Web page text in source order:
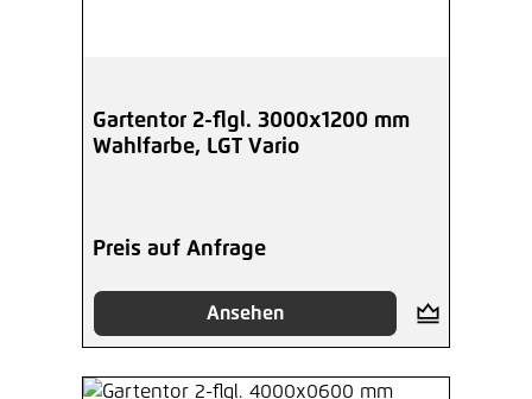
Gartentor 2-flgl. 3000x1200 mm
Wahlfarbe, LGT Vario
Preis auf Anfrage
Ansehen